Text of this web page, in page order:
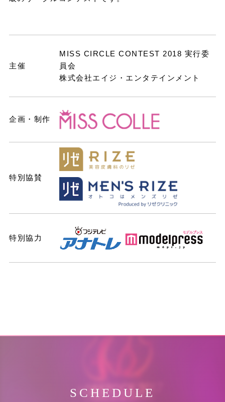
主催
MISS CIRCLE CONTEST 2018 実行委
員会
株式会社エイジ・エンタテインメント
企画・制作
特別協賛
特別協力
SCHEDULE